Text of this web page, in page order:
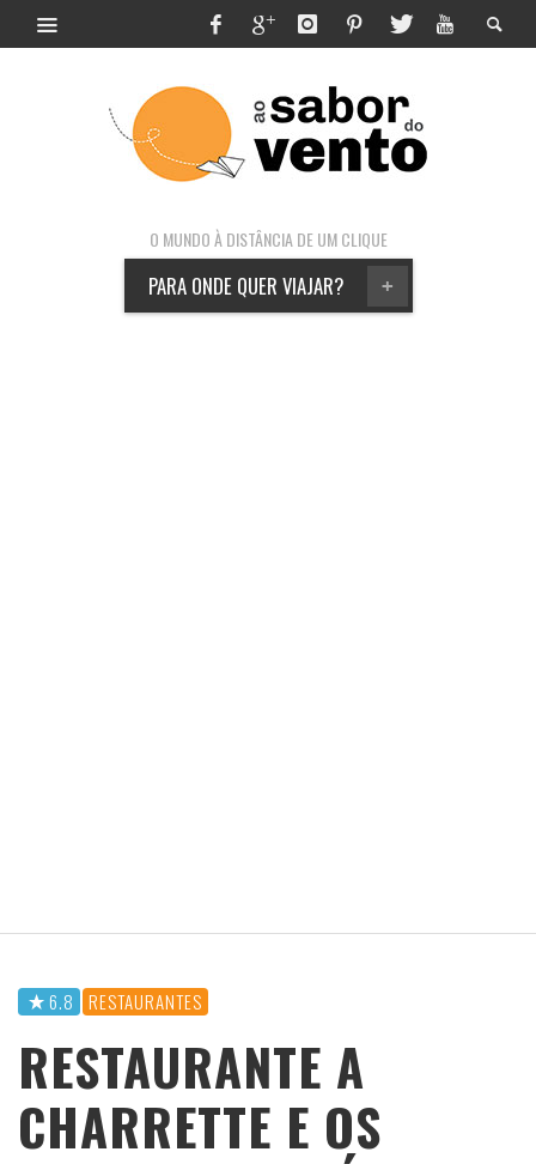
O MUNDO À DISTÂNCIA DE UM CLIQUE
+
PARA ONDE QUER VIAJAR?
6.8 RESTAURANTES
RESTAURANTE A
CHARRETTE E OS